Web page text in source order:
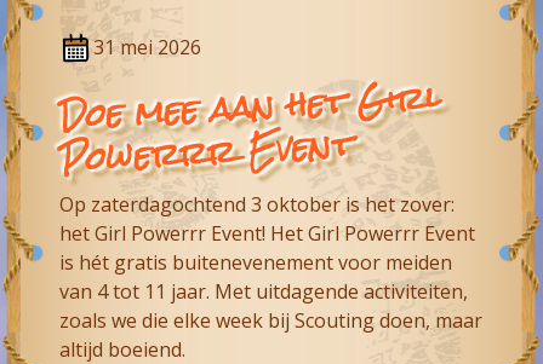
31 mei 2026
Doe mee aan het Girl
Powerrr Event
Op zaterdagochtend 3 oktober is het zover:
het Girl Powerrr Event! Het Girl Powerrr Event
is hét gratis buitenevenement voor meiden
van 4 tot 11 jaar. Met uitdagende activiteiten,
zoals we die elke week bij Scouting doen, maar
altijd boeiend.